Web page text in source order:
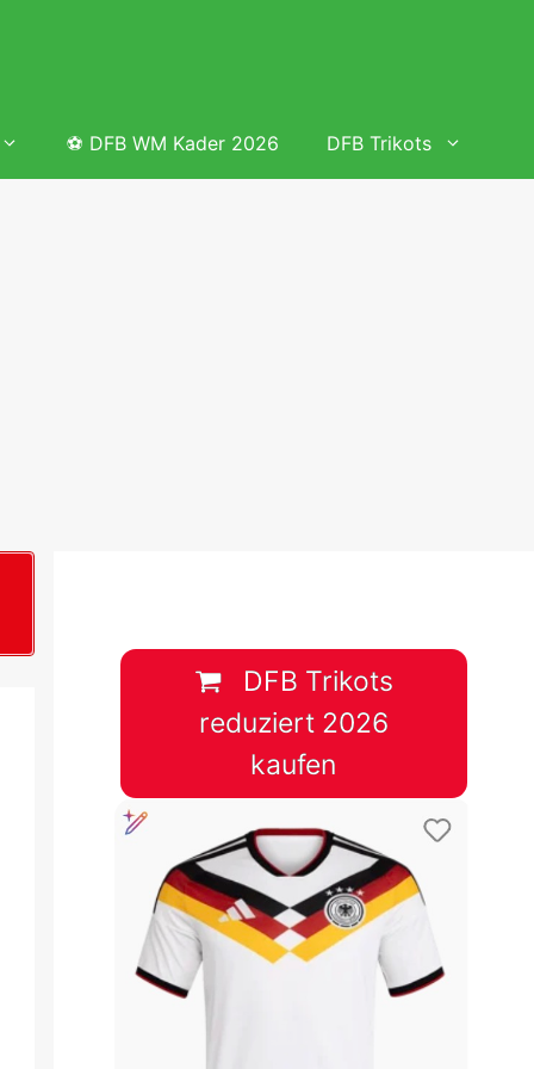
&
&
Tabelle
⚽ DFB WM Kader 2026 DFB Trikots
DFB Trikots
reduziert 2026
kaufen